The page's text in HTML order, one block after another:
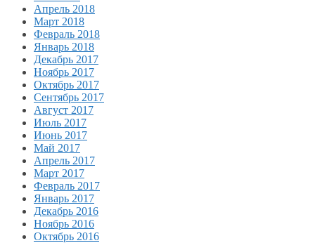
Апрель 2018
Март 2018
Февраль 2018
Январь 2018
Декабрь 2017
Ноябрь 2017
Октябрь 2017
Сентябрь 2017
Август 2017
Июль 2017
Июнь 2017
Май 2017
Апрель 2017
Март 2017
Февраль 2017
Январь 2017
Декабрь 2016
Ноябрь 2016
Октябрь 2016